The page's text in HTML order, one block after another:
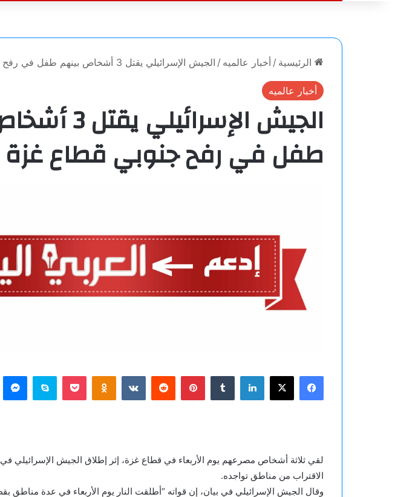
عن
الرئيسية / أخبار عالميه / الجيش الإسرائيلي يقتل 3 أشخاص بينهم طفل في رفح جنوبي قطاع غزة
أخبار عالميه
الجيش
طفل في رفح جنوبي قطاع غزة
فيسبوك
‫X لينكدإن بينتيريست Odnoklassniki
‫Pocketسكايب
لقي ثلاثة أشخاص مصرعهم يوم الأربعاء في قطاع غزة، إثر إطلاق الجيش الإسرائيلي في
الاقتراب من مناطق تواجده.
وقال الجيش الإسرائيلي في بيان، إن قواته “أطلقت النار يوم الأربعاء في عدة مناطق